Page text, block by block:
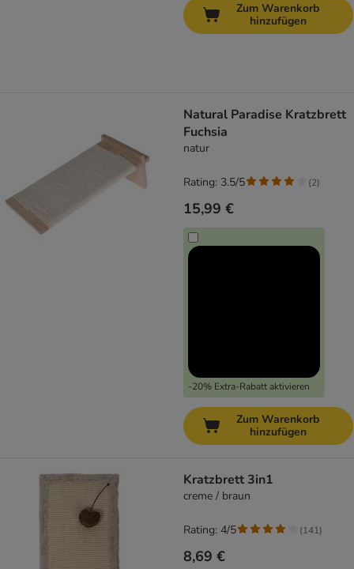
Zum Warenkorb
hinzufügen
Natural Paradise Kratzbrett
Fuchsia
natur
15,99 €
-20% Extra-Rabatt aktivieren
Rating: 3.5/5 (2)
Zum Warenkorb
hinzufügen
Kratzbrett 3in1
creme / braun
8,69 €
Rating: 4/5 (141)